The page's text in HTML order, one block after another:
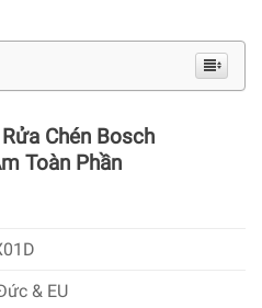
Chén Bosch
Toàn Phần
& EU